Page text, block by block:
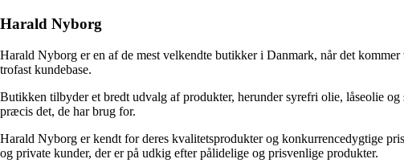
Harald Nyborg
Harald Nyborg er en af de mest velkendte butikker i Danmark, når det
trofast kundebase.
Butikken tilbyder et bredt udvalg af produkter, herunder syrefri olie, låseolie
præcis det, de har brug for.
Harald Nyborg er kendt for deres kvalitetsprodukter og konkurrencedygtige
og private kunder, der er på udkig efter pålidelige og prisvenlige produkter.